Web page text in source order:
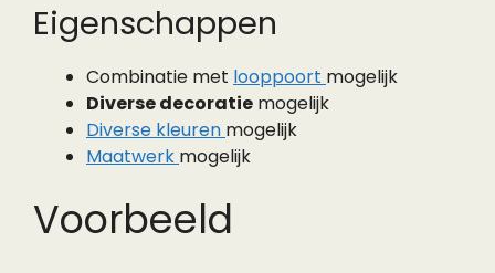
Eigenschappen
Combinatie met looppoort mogelijk
Diverse decoratie mogelijk
Diverse kleuren mogelijk
Maatwerk mogelijk
Voorbeeld